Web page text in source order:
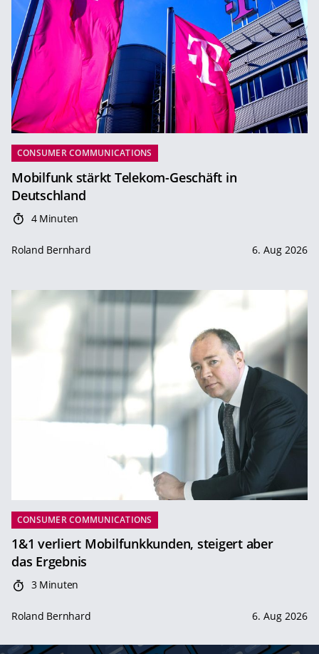
CONSUMER COMMUNICATIONS
Mobilfunk stärkt Telekom-Geschäft in
Deutschland
4 Minuten
Roland Bernhard 6. Aug 2026
CONSUMER COMMUNICATIONS
1&1 verliert Mobilfunkkunden, steigert aber
das Ergebnis
3 Minuten
Roland Bernhard 6. Aug 2026